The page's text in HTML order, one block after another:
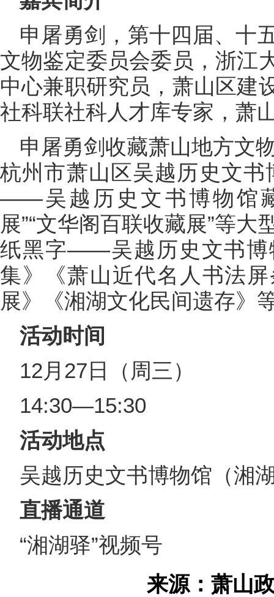
申屠勇剑，第十四届、十
文物鉴定委员会委员，浙江
中心兼职研究员，萧山区建
社科联社科人才库专家，萧
申屠勇剑收藏萧山地方文
杭州市萧山区吴越历史文书
——吴越历史文书博物馆
展”“文华阁百联收藏展”等
纸黑字——吴越历史文书博
集》《萧山近代名人书法
展》《湘湖文化民间遗存》
活动时间
12月27日（周三）
14:30—15:30
活动地点
吴越历史文书博物馆（湘
直播通道
“湘湖驿”视频号
来源：萧